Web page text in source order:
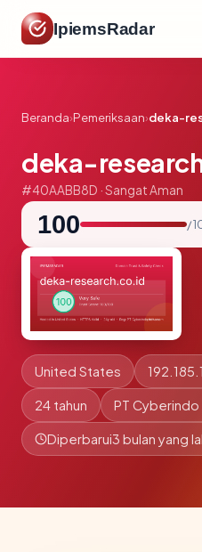
IpiemsRadar
Beranda›Pemeriksaan›deka-
deka-
#40AABB8D · Sangat Aman
100 /
United States
24 tahun PT Cyberindo
Diperbarui3 bulan yang